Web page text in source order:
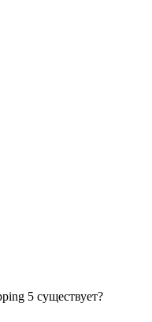
5 существует?